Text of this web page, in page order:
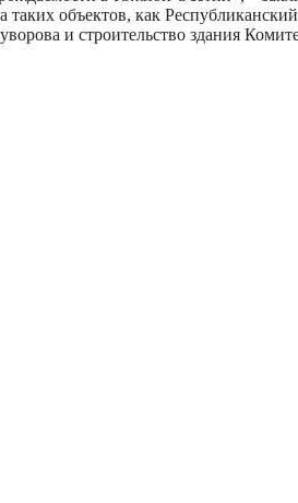
объектов, как
и строительство здания